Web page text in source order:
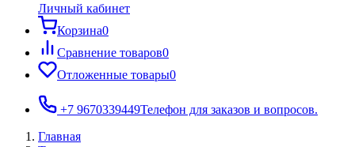
Личный кабинет
Корзина0
Сравнение товаров0
Отложенные товары0
+7 9670339449Телефон для заказов и вопросов.
Главная